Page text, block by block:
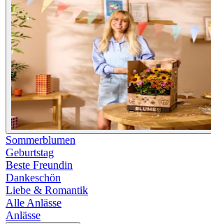
Sommerblumen
Geburtstag
Beste Freundin
Dankeschön
Liebe & Romantik
Alle Anlässe
Anlässe